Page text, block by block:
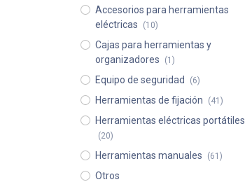
Accesorios para herramientas
eléctricas
(10)
Cajas para herramientas y
organizadores
(1)
Equipo de seguridad (6)
Herramientas de fijación (41)
Herramientas eléctricas portátiles
(20)
Herramientas manuales (61)
Otros